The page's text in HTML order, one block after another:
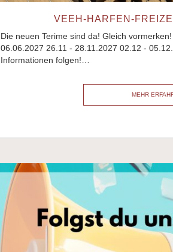
VEEH-HARFEN-
Die neuen Terime sind da! Gleich
06.06.2027 26.11 - 28.11.2027 02.12 -
Informationen folgen!…
MEHR